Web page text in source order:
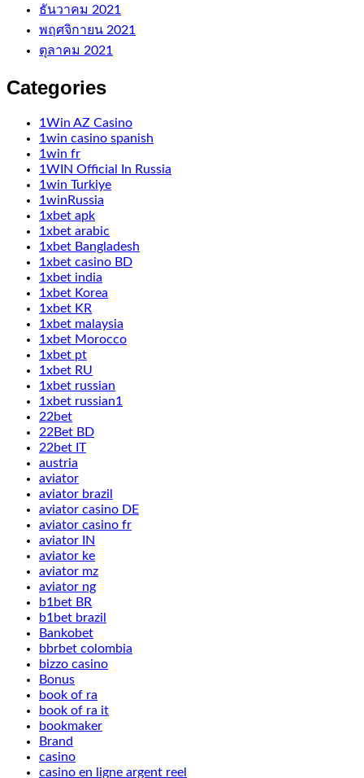
ธันวาคม 2021
พฤศจิกายน 2021
ตุลาคม 2021
Categories
1Win AZ Casino
1win casino spanish
1win fr
1WIN Official In Russia
1win Turkiye
1winRussia
1xbet apk
1xbet arabic
1xbet Bangladesh
1xbet casino BD
1xbet india
1xbet Korea
1xbet KR
1xbet malaysia
1xbet Morocco
1xbet pt
1xbet RU
1xbet russian
1xbet russian1
22bet
22Bet BD
22bet IT
austria
aviator
aviator brazil
aviator casino DE
aviator casino fr
aviator IN
aviator ke
aviator mz
aviator ng
b1bet BR
b1bet brazil
Bankobet
bbrbet colombia
bizzo casino
Bonus
book of ra
book of ra it
bookmaker
Brand
casino
casino en ligne argent reel